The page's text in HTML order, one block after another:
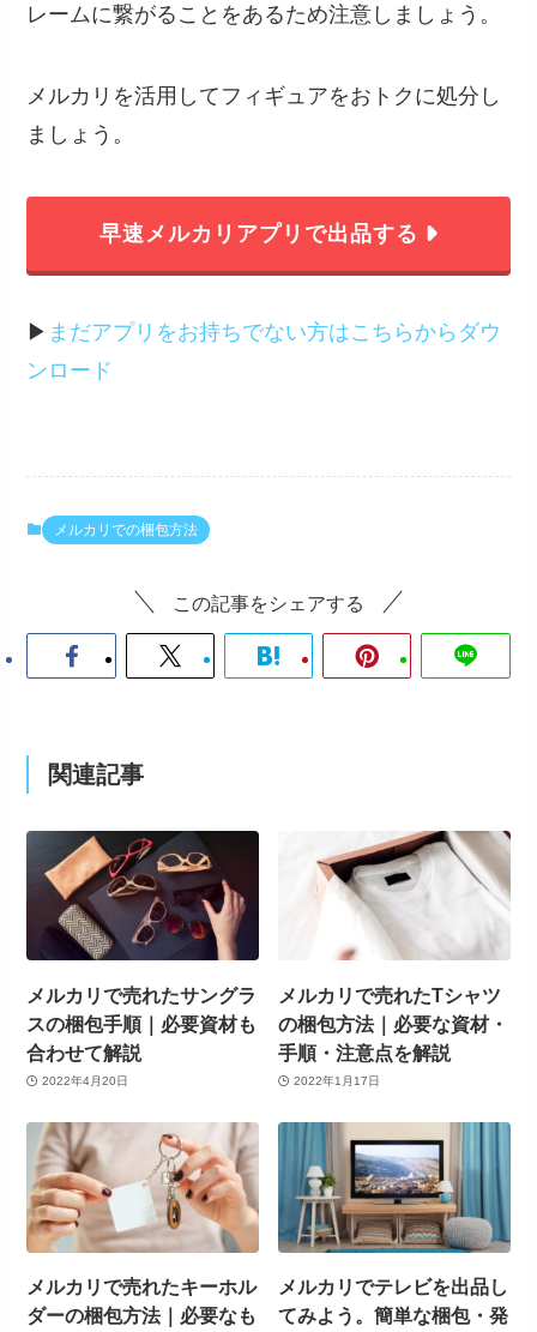
レームに繋がることをあるため注意しましょう。
メルカリを活用してフィギュアをおトクに処分し
ましょう。
早速メルカリアプリで出品する
▶︎ まだアプリをお持ちでない方はこちらからダウ
ンロード
メルカリでの梱包方法
この記事をシェアする
関連記事
メルカリで売れたサングラ
スの梱包手順｜必要資材も
合わせて解説
2022年4月20日
メルカリで売れたTシャツ
の梱包方法｜必要な資材・
手順・注意点を解説
2022年1月17日
メルカリで売れたキーホル
ダーの梱包方法｜必要なも
メルカリでテレビを出品し
てみよう。簡単な梱包・発